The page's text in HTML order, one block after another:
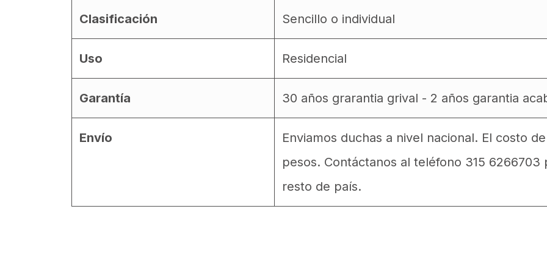
Clasificación Sencillo o individual
Uso Residencial
Garantía 30 años grarantia grival - 2 años garantia
Envío
Enviamos duchas a nivel nacional. El costo
pesos. Contáctanos al teléfono 315
resto de país.